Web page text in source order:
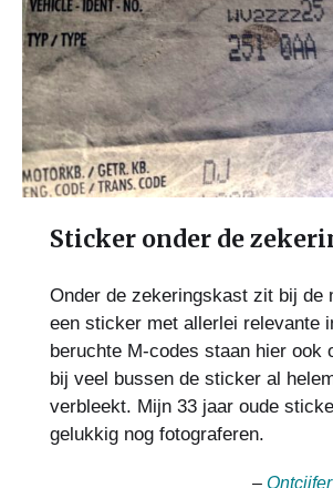
Sticker onder de
Onder de zekeringskast zit bij de
een sticker met allerlei relevante
beruchte M-codes staan hier ook
bij veel bussen de sticker al
verbleekt. Mijn 33 jaar oude
gelukkig nog fotograferen.
–